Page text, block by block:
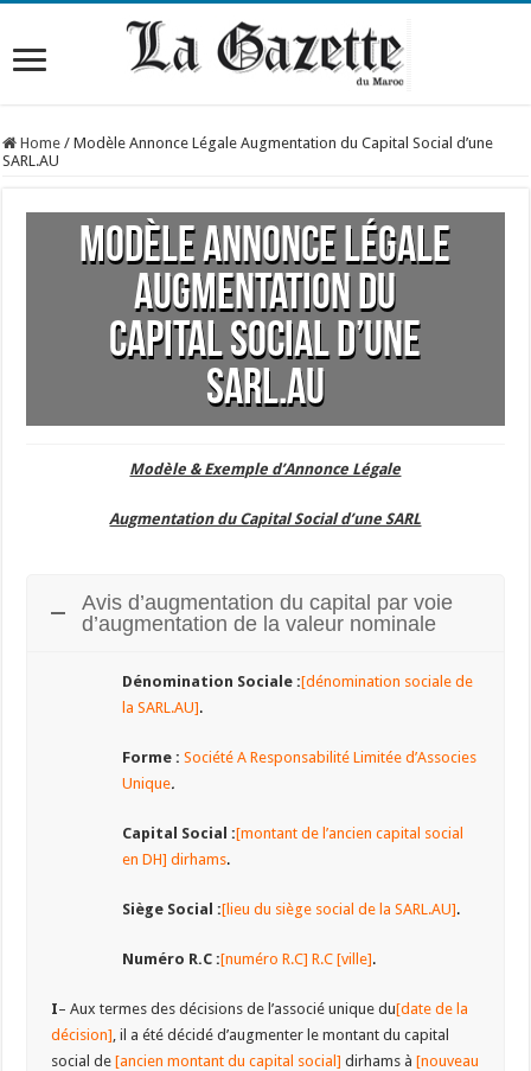
Home / Modèle Annonce Légale Augmentation du Capital Social d’une
SARL.AU
Modèle Annonce Légale
Augmentation du
Capital Social d’une
SARL.AU
Modèle & Exemple d’Annonce Légale
Augmentation du Capital Social d’une SARL
Avis d’augmentation du capital par voie
d’augmentation de la valeur nominale
Dénomination Sociale :[dénomination sociale de
la SARL.AU].
Forme :Société A Responsabilité Limitée d’Associes
Unique.
Capital Social :[montant de l’ancien capital social
en DH] dirhams.
Siège Social :[lieu du siège social de la SARL.AU].
Numéro R.C :[numéro R.C] R.C [ville].
I– Aux termes des décisions de l’associé unique du[date de la
décision], il a été décidé d’augmenter le montant du capital
social de [ancien montant du capital social] dirhams à[nouveau